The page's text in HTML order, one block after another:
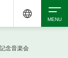
念音楽会